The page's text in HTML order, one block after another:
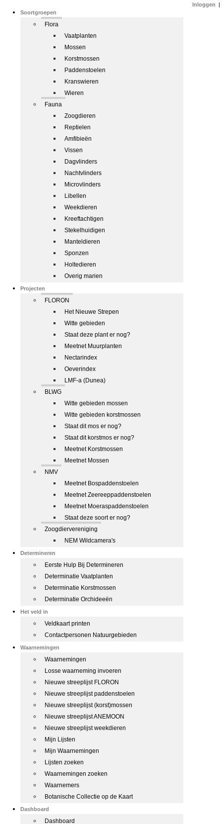
Soortgroepen
Flora
Vaatplanten
Mossen
Korstmossen
Paddenstoelen
Kranswieren
Wieren
Fauna
Zoogdieren
Reptielen
Amfibieën
Vissen
Dagvlinders
Nachtvlinders
Microvlinders
Libellen
Weekdieren
Kreeftachtigen
Stekelhuidigen
Manteldieren
Sponzen
Holtedieren
Overig marien
Projecten
FLORON
Het Nieuwe Strepen
Witte gebieden
Staat deze plant er nog?
Meetnet Muurplanten
Nectarindex
Oeverindex
LMF-a (Dunea)
BLWG
Witte gebieden mossen
Witte gebieden korstmossen
Staat dit mos er nog?
Staat dit korstmos er nog?
Meetnet Korstmossen
Meetnet Mossen
NMV
Meetnet Bospaddenstoelen
Meetnet Zeereeppaddenstoelen
Meetnet Moeraspaddenstoelen
Staat deze soort er nog?
Zoogdiervereniging
NEM Wildcamera's
Determineren
Eerste Hulp Bij Determineren
Determinatie Vaatplanten
Determinatie Korstmossen
Determinatie Orchideeën
Het veld in
Veldkaart printen
Contactpersonen Natuurgebieden
Waarnemingen
Waarnemingen
Losse waarneming invoeren
Nieuwe streeplijst FLORON
Nieuwe streeplijst paddenstoelen
Nieuwe streeplijst (korst)mossen
Nieuwe streeplijst ANEMOON
Nieuwe streeplijst weekdieren
Mijn Lijsten
Mijn Waarnemingen
Lijsten zoeken
Waarnemingen zoeken
Waarnemers
Botanische Collectie op de Kaart
Dashboard
Dashboard
Inloggen |